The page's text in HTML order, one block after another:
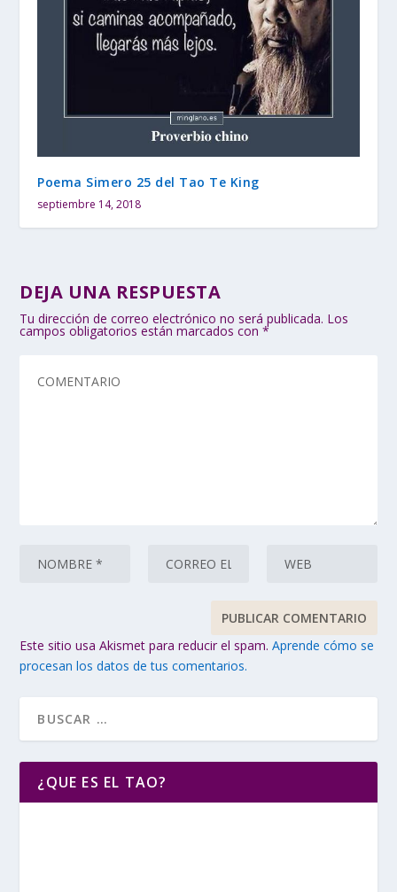
Poema Simero 25 del Tao Te King
septiembre 14, 2018
DEJA UNA RESPUESTA
Tu dirección de correo electrónico no será publicada. Los
campos obligatorios están marcados con*
Este sitio usa Akismet para reducir el spam.Aprende cómo se
procesan los datos de tus comentarios.
¿QUE ES EL TAO?